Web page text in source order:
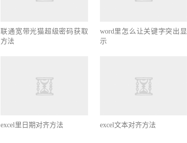
联通宽带光猫超级密码获取
方法
word里怎么让关键字突出显
示
excel里日期对齐方法 excel文本对齐方法